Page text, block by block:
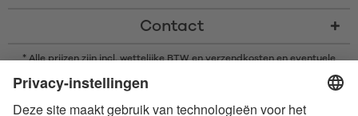
Contact
* Alle prijzen zijn incl. wettelijke BTW en verzendkosten en eventuele
rembourskosten, indien niet anders beschreven